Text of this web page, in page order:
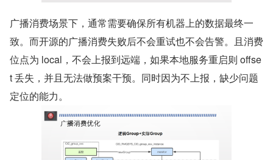
广播消费场景下，通常需要确保所有机器上的数据最终一
致。而开源的广播消费失败后不会重试也不会告警。且消费
位点为 local，不会上报到远端，如果本地服务重启则 offse
t 丢失，并且无法做预案干预。同时因为不上报，缺少问题
定位的能力。